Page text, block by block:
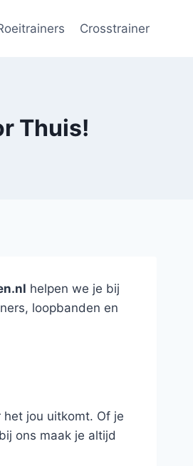
Crosstrainer
Thuis!
helpen we je bij
loopbanden en
jou uitkomt. Of je
ons maak je altijd